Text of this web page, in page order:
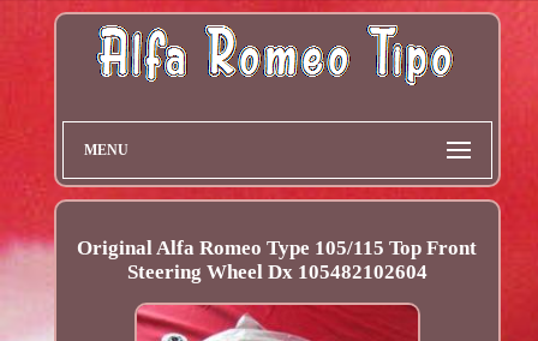
MENU
Original Alfa Romeo Type 105/115 Top Front
Steering Wheel Dx 105482102604